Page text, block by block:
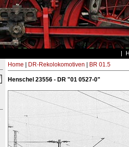
Home DR-Rekolokomotiven BR 01.5
Henschel 23556 - DR "01 0527-0"